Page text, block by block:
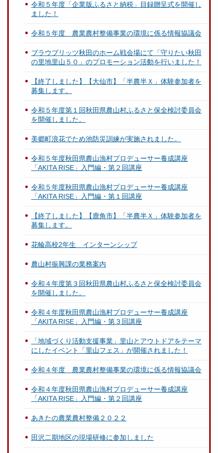
令和５年度「企業版ふるさと納税」目録贈呈式を開催し
ました！
令和５年度 農業農村整備事業の環境に係る情報協議会
ブラウブリッツ秋田のホーム戦会場にて「守りたい秋田
の里地里山５０」のプロモーション活動を行いました！
【終了しました】【大仙市】「半農半Ｘ」体験参加者を
募集します。
令和５年度第１回秋田県農山村ふるさと保全検討委員会
を開催しました。
美郷町浪花でため池防災訓練が実施されました。
令和５年度秋田県農山漁村プロデューサー養成講座
「AKITA RISE」入門編・第２回講座
令和５年度秋田県農山漁村プロデューサー養成講座
「AKITA RISE」入門編・第１回講座
【終了しました】【鹿角市】「半農半Ｘ」体験参加者を
募集します。
花輪高校2年生 インターンシップ
農山村振興課の業務案内
令和４年度第３回秋田県農山村ふるさと保全検討委員会
を開催しました。
令和４年度秋田県農山漁村プロデューサー養成講座
「AKITA RISE」入門編・第３回講座
「地域づくり活動支援事業」里山とアウトドアをテーマ
にしたイベント「里山フェス」が開催されました！
令和４年度 農業農村整備事業の環境に係る情報協議会
令和４年度秋田県農山漁村プロデューサー養成講座
「AKITA RISE」入門編・第２回講座
あきたの農業農村整備２０２２
田沢二期地区の現場研修に参加しました